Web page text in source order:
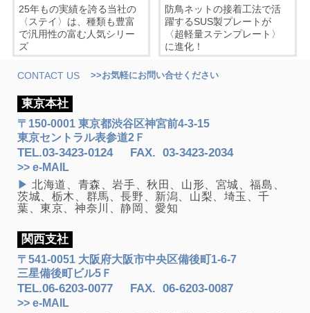
25年もの実績を誇る当社の
〈ステイ〉は、種類も豊富
で汎用性の富む人気シリー
ズ
防鳥ネットの接着工法で活
躍するSUS製プレートが
〈超軽量ステンプレート〉
に進化！
CONTACT US >>お気軽にお問い合せください
東京本社
TEL.03-3423-0124 FAX. 03-3423-2034
〒150-0001 東京都渋谷区神宮前4-3-15
東京セントラル表参道2Ｆ
>> e-MAIL
▶北海道、青森、岩手、秋田、山形、宮城、福島、
茨城、栃木、群馬、長野、新潟、山梨、埼玉、千
葉、東京、神奈川、静岡、愛知
関西支社
TEL.06-6203-0077 FAX. 06-6203-0087
〒541-0051 大阪府大阪市中央区備後町1-6-7
三星備後町ビル5Ｆ
>> e-MAIL